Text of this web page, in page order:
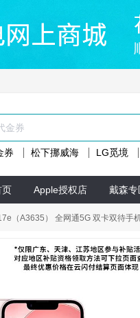
券 松下挪威海 LG觅境
页 Apple授权店 戴森专
（A3635） 全网通5G 双卡双待手